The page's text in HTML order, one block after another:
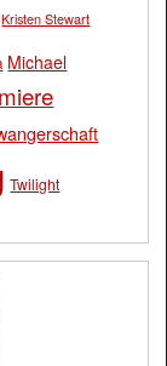
Kristen Stewart
Michael
Twilight